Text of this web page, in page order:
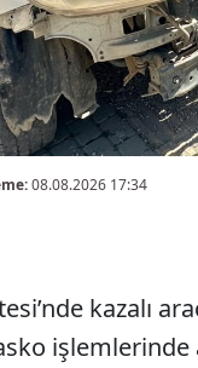
08.08.2026 17:34
kazalı